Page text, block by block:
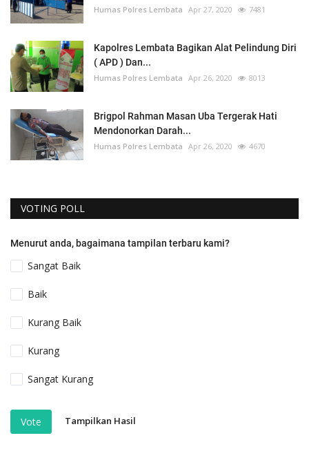
Humas Polres Lembata Apr 27, 2020 7481
Kapolres Lembata Bagikan Alat Pelindung Diri
( APD ) Dan...
Humas Polres Lembata Apr 26, 2020 8013
Brigpol Rahman Masan Uba Tergerak Hati
Mendonorkan Darah...
Humas Polres Lembata Apr 26, 2020 4670
VOTING POLL
Menurut anda, bagaimana tampilan terbaru kami?
Sangat Baik
Baik
Kurang Baik
Kurang
Sangat Kurang
Vote Tampilkan Hasil